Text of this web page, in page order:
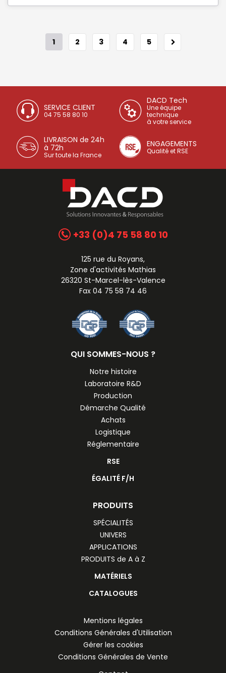
1 2 3 4 5
SERVICE CLIENT
04 75 58 80 10
DACD Tech
Une équipe
technique
à votre service
LIVRAISON de 24h
à 72h
Sur toute la France
ENGAGEMENTS
Qualité et RSE
+33 (0)4 75 58 80 10
125 rue du Royans,
Zone d'activités Mathias
26320 St-Marcel-lès-Valence
Fax 04 75 58 74 46
QUI SOMMES-NOUS ?
Notre histoire
Laboratoire R&D
Production
Démarche Qualité
Achats
Logistique
Réglementaire
RSE
ÉGALITÉ F/H
PRODUITS
SPÉCIALITÉS
UNIVERS
APPLICATIONS
PRODUITS de A à Z
MATÉRIELS
CATALOGUES
Mentions légales
Conditions Générales d'Utilisation
Gérer les cookies
Conditions Générales de Vente